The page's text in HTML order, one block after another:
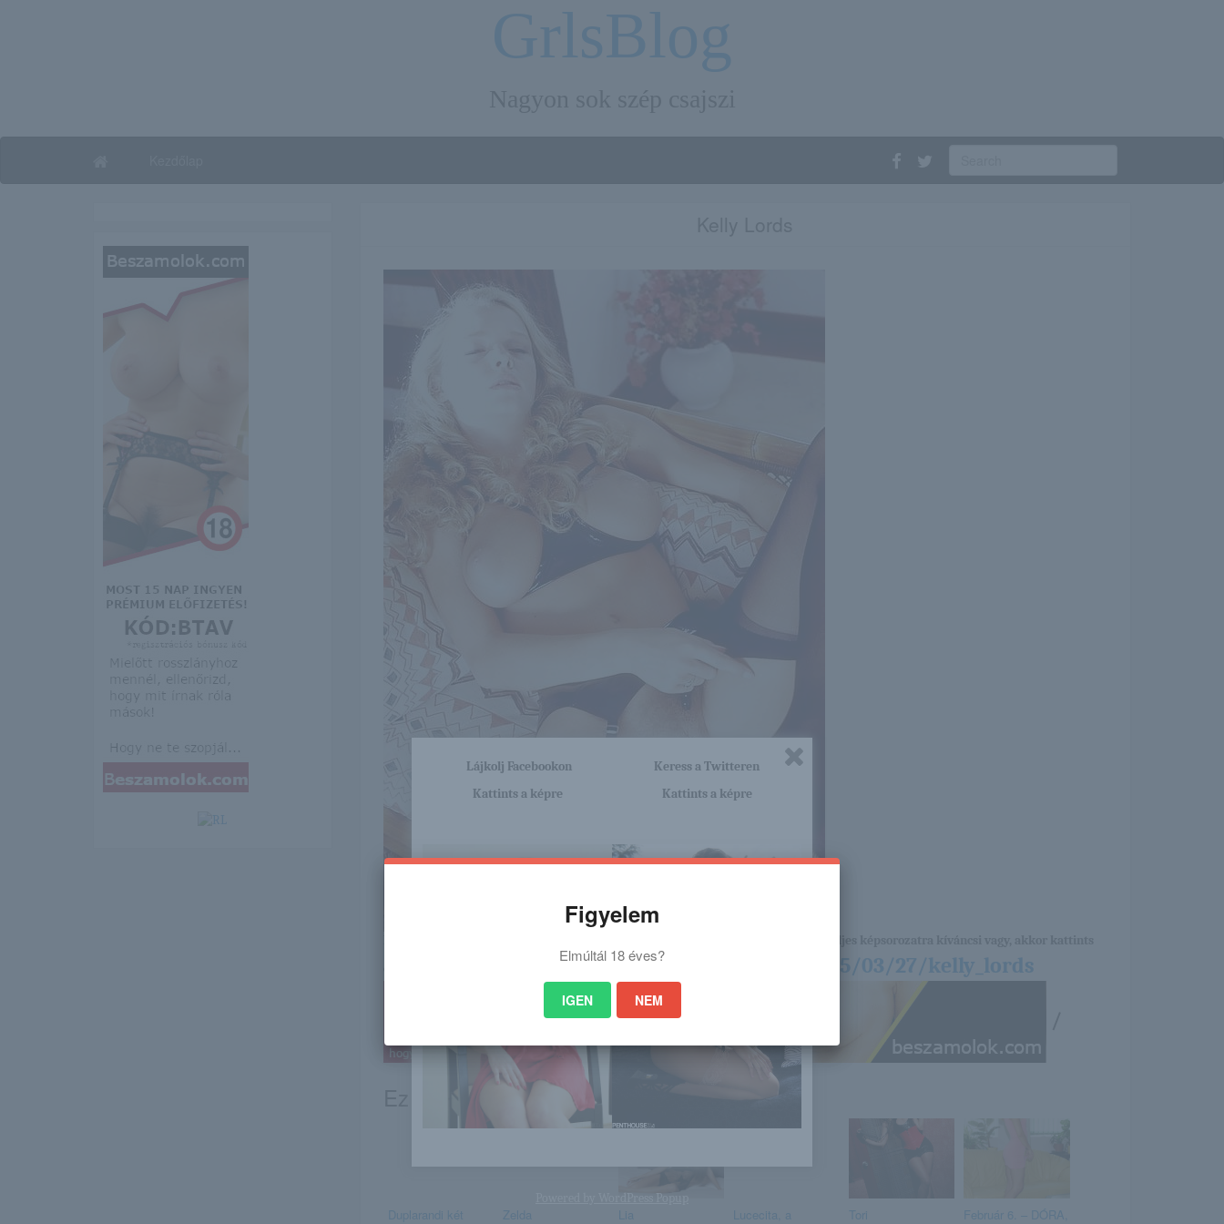
https://amellbimboorok.blog.hu/2015/03/27/kelly_lords
Ez is érdekelhet
Duplarandi két Zelda Lia Lucecita, a Tori Február 6. – DÓRA,
Lájkolj Facebookon
Kattints a képre
Keress a Twitteren
Kattints a képre
WordPress Popup
Figyelem
Elmúltál 18 éves?
IGEN NEM